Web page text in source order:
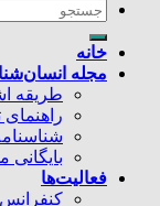
خانه
مجله
طریقه
راهنمای
بایگانی
فعالیت‌ها
کنفرانس